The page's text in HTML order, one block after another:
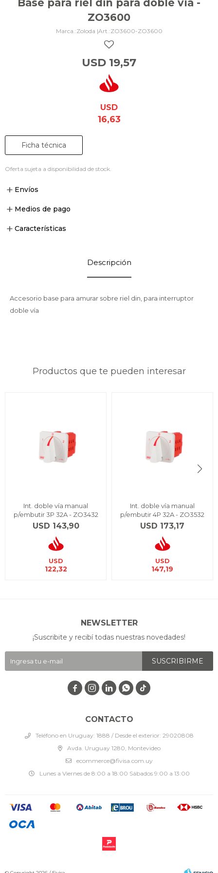
Base para riel din para doble vía -
ZO3600
Zoloda | ZO3600-ZO3600
USD 19,57
USD
16,63
Ficha técnica
Oferta sujeta a disponibilidad de stock.
Envíos
Medios de pago
Características
Descripción
Accesorio base para amurar sobre riel din, para interruptor
doble vía
Productos que te pueden interesar
Int. doble vía manual
p/embutir 3P 32A - ZO3432
USD 143,90
USD
122,32
Int. doble vía manual
p/embutir 4P 32A - ZO3532
USD 173,17
USD
147,19
CONTACTO
Teléfono en Uruguay: 1888 / Desde el exterior: 29020808
Avda. Uruguay 1280, Montevideo
ecommerce@fivisa.com.uy
Lunes a Viernes de 8:00 a 18:00 Sábados 9:00 a 13:00
NEWSLETTER
¡Suscribite y recibí todas nuestras novedades!
SUSCRIBIRME
   